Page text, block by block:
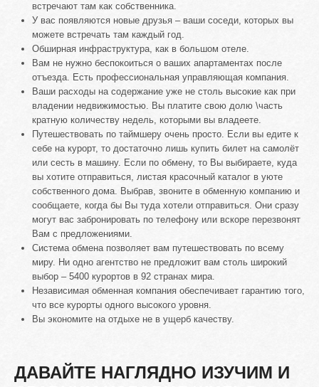
встречают там как собственника.
У вас появляются новые друзья – ваши соседи, которых вы
можете встречать там каждый год.
Обширная инфраструктура, как в большом отеле.
Вам не нужно беспокоиться о ваших апартаментах после
отъезда. Есть профессиональная управляющая компания.
Ваши расходы на содержание уже не столь высокие как при
владении недвижимостью. Вы платите свою долю \часть
кратную количеству недель, которыми вы владеете.
Путешествовать по таймшеру очень просто. Если вы едите к
себе на курорт, то достаточно лишь купить билет на самолёт
или сесть в машину. Если по обмену, то Вы выбираете, куда
вы хотите отправиться, листая красочный каталог в уюте
собственного дома. Выбрав, звоните в обменную компанию и
сообщаете, когда бы Вы туда хотели отправиться. Они сразу
могут вас забронировать по телефону или вскоре перезвонят
Вам с предложениями.
Система обмена позволяет вам путешествовать по всему
миру. Ни одно агентство не предложит вам столь широкий
выбор – 5400 курортов в 92 странах мира.
Независимая обменная компания обеспечивает гарантию того,
что все курорты одного высокого уровня.
Вы экономите на отдыхе не в ущерб качеству.
ДАВАЙТЕ НАГЛЯДНО ИЗУЧИМ И